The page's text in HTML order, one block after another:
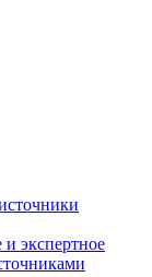
экспертное